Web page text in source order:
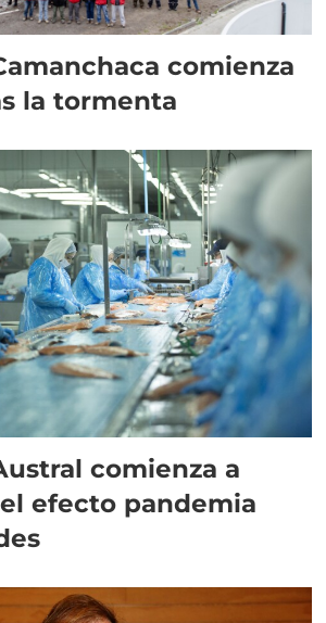
comienza
la tormenta
comienza a
efecto pandemia